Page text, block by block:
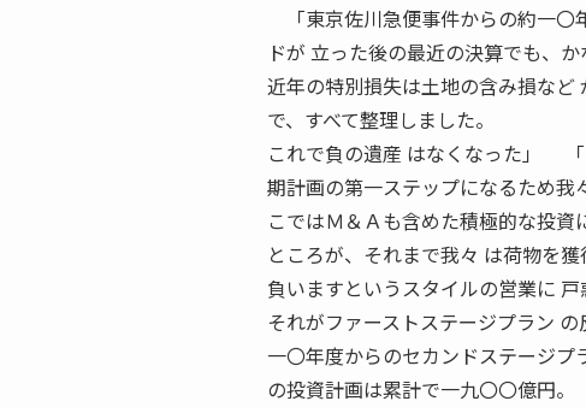
「東京佐川急便事件からの約一〇
ドが 立った後の最近の決算でも、
近年の特別損失は土地の含み損な
で、すべて整理しました。
これで負の遺産 はなくなった」
期計画の第一ステップになるため我
こではＭ＆Ａも含めた積極的な投資
ところが、それまで我々 は荷物を
負いますというスタイルの営業に 戸
それがファーストステージプラン の
一〇年度からのセカンドステージ
の投資計画は累計で一九〇〇億円。